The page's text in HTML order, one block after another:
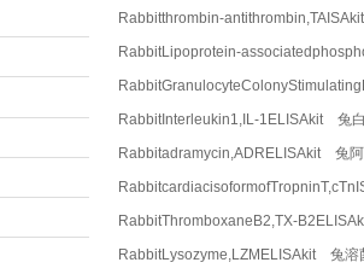
Rabbitthrombin-
RabbitLipoprotein-
RabbitInterleukin1,IL-1ELISAkit 兔
Rabbitadramycin,ADRELISAkit 兔
RabbitThromboxaneB2,TX-
RabbitLysozyme,LZMELISAkit 兔溶